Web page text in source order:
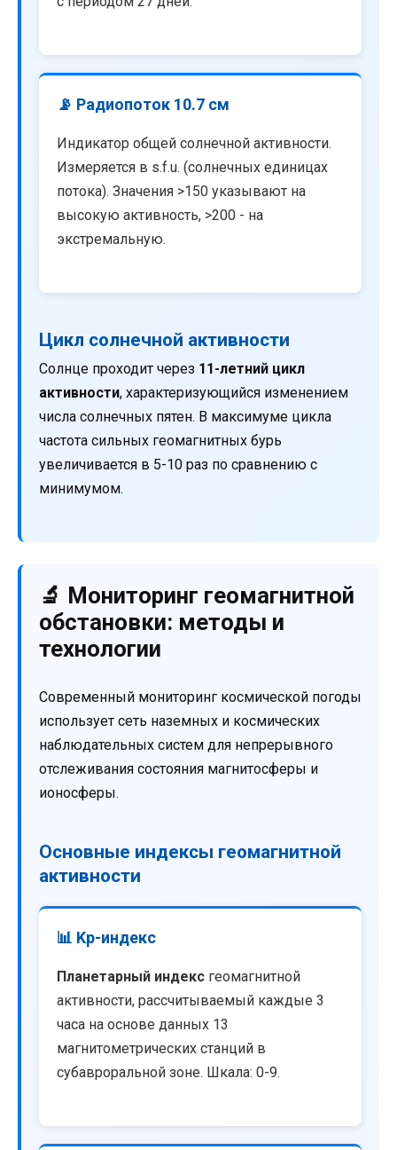
📡 Радиопоток 10.7 см
Индикатор общей солнечной активности.
Измеряется в s.f.u. (солнечных единицах
потока). Значения >150 указывают на
высокую активность, >200 - на
экстремальную.
Цикл солнечной активности
Солнце проходит через 11-летний цикл
активности, характеризующийся изменением
числа солнечных пятен. В максимуме цикла
частота сильных геомагнитных бурь
увеличивается в 5-10 раз по сравнению с
минимумом.
🔬 Мониторинг геомагнитной
обстановки: методы и
технологии
Современный мониторинг космической погоды
использует сеть наземных и космических
наблюдательных систем для непрерывного
отслеживания состояния магнитосферы и
ионосферы.
Основные индексы геомагнитной
активности
📊 Kp-индекс
Планетарный индекс геомагнитной
активности, рассчитываемый каждые 3
часа на основе данных 13
магнитометрических станций в
субавроральной зоне. Шкала: 0-9.